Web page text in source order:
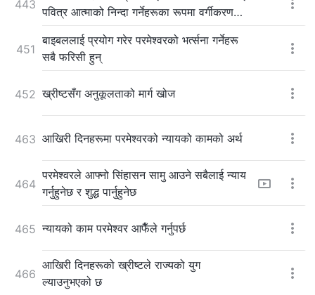
443
पवित्र आत्माको निन्दा गर्नेहरूका रूपमा वर्गीकरण
गरिन्छ
451
बाइबललाई प्रयोग गरेर परमेश्‍वरको भर्त्सना गर्नेहरू
सबै फरिसी हुन्
452 ख्रीष्टसँग अनुकूलताको मार्ग खोज
463 आखिरी दिनहरूमा परमेश्‍वरको न्यायको कामको अर्थ
464
परमेश्‍वरले आफ्नो सिंहासन सामु आउने सबैलाई न्याय
गर्नुहुनेछ र शुद्ध पार्नुहुनेछ
465 न्यायको काम परमेश्‍वर आफैँले गर्नुपर्छ
466
आखिरी दिनहरूको ख्रीष्टले राज्यको युग
ल्याउनुभएको छ